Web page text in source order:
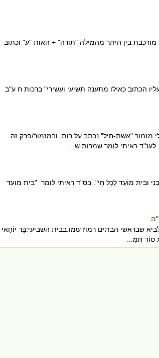
בין היתר מהמילה "תורה" + האות "ע" וכתוב
כאילו מתענה תשיעי ועשירי" ברכות ח ע"ב
"אשת-חיל" נכתב על רות. ובמזמור/פרק זה
וּבֵית מוֹעֵד לְכָל חָי". בס"ד ראיתי לומר "בית מועד
שבראשי הבתים רמוז שמו.בבית השביעי:בַּר יוֹחַאי
חֲמִ...